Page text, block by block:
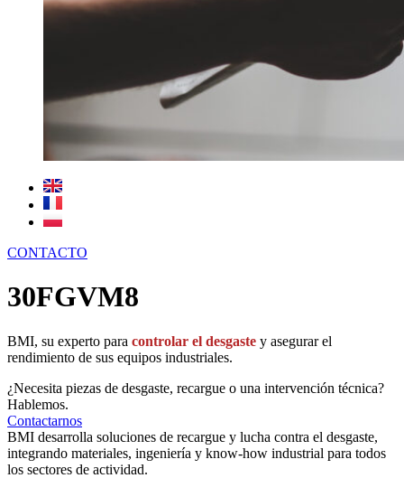
CONTACTO
30FGVM8
BMI, su experto para controlar el desgaste y asegurar el
rendimiento de sus equipos industriales.
¿Necesita piezas de desgaste, recargue o una intervención técnica?
Hablemos.
Contactarnos
BMI desarrolla soluciones de recargue y lucha contra el desgaste,
integrando materiales, ingeniería y know-how industrial para todos
los sectores de actividad.